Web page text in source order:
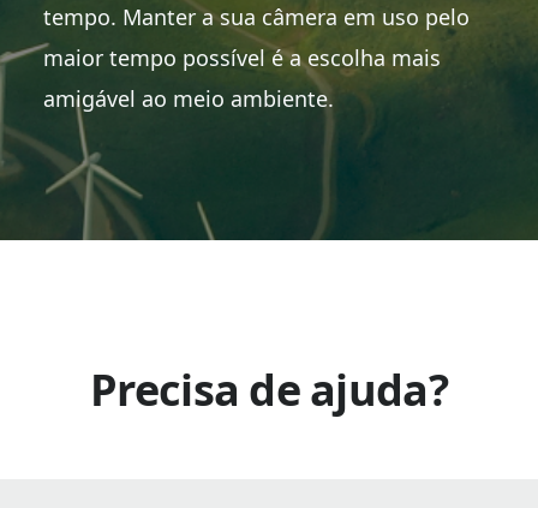
tempo. Manter a sua câmera em uso pelo
maior tempo possível é a escolha mais
amigável ao meio ambiente.
Precisa de ajuda?